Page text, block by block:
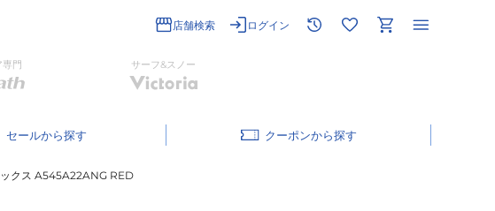
店舗検索 ログイン
門 サーフ&スノー
セール クーポン
クス A545A22ANG RED